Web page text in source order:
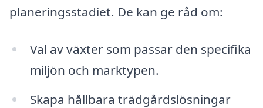
planeringsstadiet. De kan ge råd om:
Val av växter som passar den specifika
miljön och marktypen.
Skapa hållbara trädgårdslösningar